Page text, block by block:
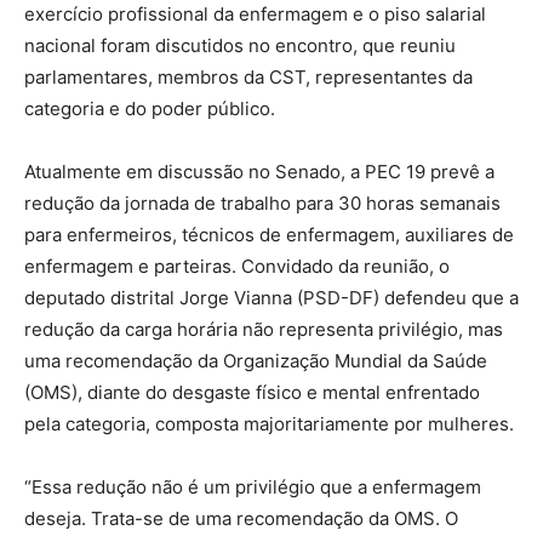
exercício profissional da enfermagem e o piso salarial
nacional foram discutidos no encontro, que reuniu
parlamentares, membros da CST, representantes da
categoria e do poder público.
Atualmente em discussão no Senado, a PEC 19 prevê a
redução da jornada de trabalho para 30 horas semanais
para enfermeiros, técnicos de enfermagem, auxiliares de
enfermagem e parteiras. Convidado da reunião, o
deputado distrital Jorge Vianna (PSD-DF) defendeu que a
redução da carga horária não representa privilégio, mas
uma recomendação da Organização Mundial da Saúde
(OMS), diante do desgaste físico e mental enfrentado
pela categoria, composta majoritariamente por mulheres.
“Essa redução não é um privilégio que a enfermagem
deseja. Trata-se de uma recomendação da OMS. O